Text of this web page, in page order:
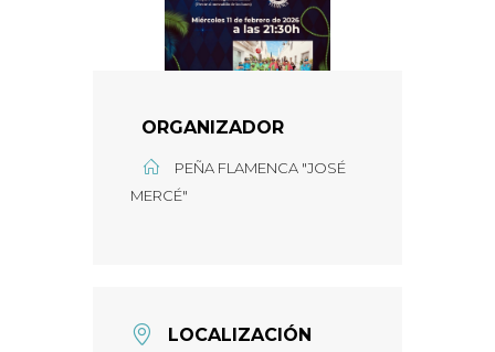
ORGANIZADOR
PEÑA FLAMENCA "JOSÉ
MERCÉ"
LOCALIZACIÓN